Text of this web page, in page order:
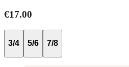
€17.00
3/4 5/6 7/8